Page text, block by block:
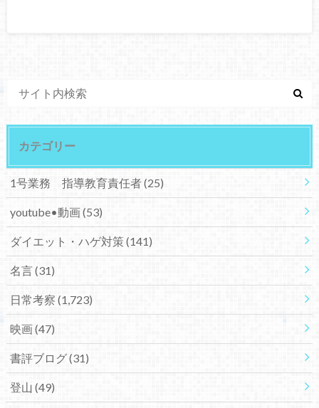
カテゴリー
1号業務 指導教育責任者(25)
youtube•動画(53)
ダイエット・ハゲ対策(141)
名言(31)
日常考察 (1,723)
映画(47)
書評ブログ(31)
登山 (49)